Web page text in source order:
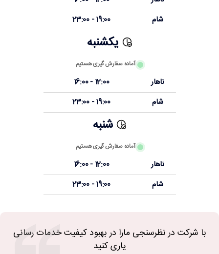
شام
19:00 - 23:00
یکشنبه
آماده سفارش گیری هستیم
ناهار
12:00 - 16:00
شام
19:00 - 23:00
شنبه
آماده سفارش گیری هستیم
ناهار
12:00 - 16:00
شام
19:00 - 23:00
با شرکت در نظرسنجی مارا در بهبود کیفیت خدمات رسانی
یاری کنید